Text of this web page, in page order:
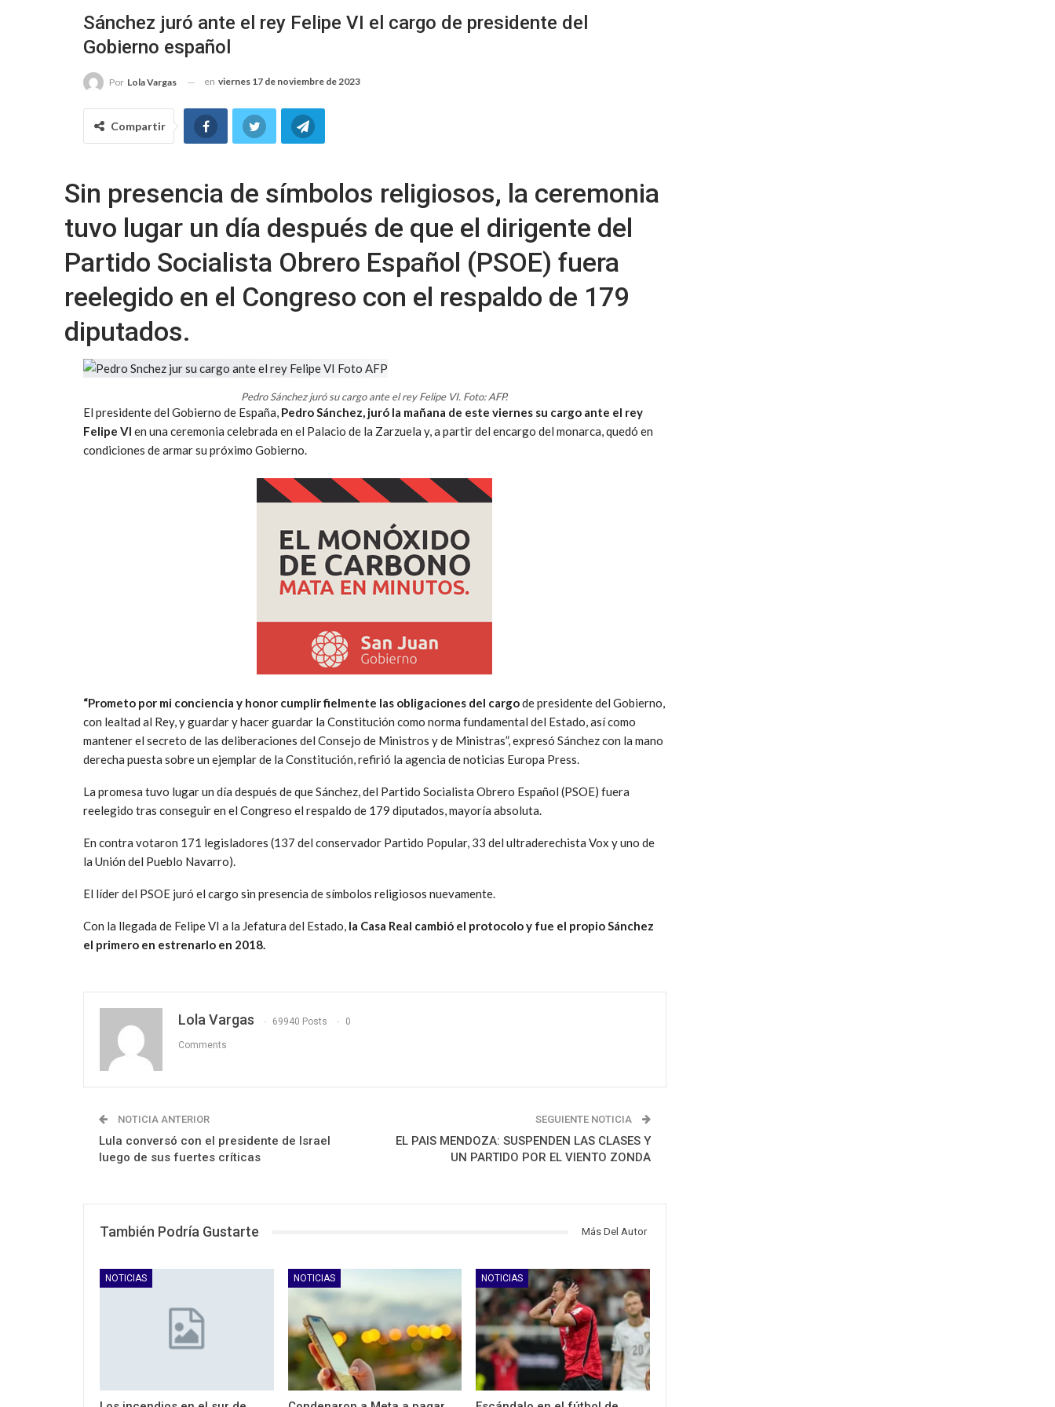
Sánchez juró ante el rey Felipe VI el cargo de presidente del
Gobierno español
Por Lola Vargas en viernes 17 de noviembre de 2023
Compartir
Sin presencia de símbolos religiosos, la ceremonia
tuvo lugar un día después de que el dirigente del
Partido Socialista Obrero Español (PSOE) fuera
reelegido en el Congreso con el respaldo de 179
diputados.
Pedro Sánchez juró su cargo ante el rey Felipe VI. Foto: AFP.
El presidente del Gobierno de España, Pedro Sánchez, juró la mañana de este viernes su cargo ante el rey
Felipe VI en una ceremonia celebrada en el Palacio de la Zarzuela y, a partir del encargo del monarca, quedó en
condiciones de armar su próximo Gobierno.
“Prometo por mi conciencia y honor cumplir fielmente las obligaciones del cargode presidente del Gobierno,
con lealtad al Rey, y guardar y hacer guardar la Constitución como norma fundamental del Estado, así como
mantener el secreto de las deliberaciones del Consejo de Ministros y de Ministras”, expresó Sánchez con la mano
derecha puesta sobre un ejemplar de la Constitución, refirió la agencia de noticias Europa Press.
La promesa tuvo lugar un día después de que Sánchez, del Partido Socialista Obrero Español (PSOE) fuera
reelegido tras conseguir en el Congreso el respaldo de 179 diputados, mayoría absoluta.
En contra votaron 171 legisladores (137 del conservador Partido Popular, 33 del ultraderechista Vox y uno de
la Unión del Pueblo Navarro).
El líder del PSOE juró el cargo sin presencia de símbolos religiosos nuevamente.
Con la llegada de Felipe VI a la Jefatura del Estado, la Casa Real cambió el protocolo y fue el propio Sánchez
el primero en estrenarlo en 2018.
Lola Vargas 69940 Posts 0
Comments
NOTICIA ANTERIOR
Lula conversó con el presidente de Israel
luego de sus fuertes críticas
SEGUIENTE NOTICIA
EL PAIS MENDOZA: SUSPENDEN LAS CLASES Y
UN PARTIDO POR EL VIENTO ZONDA
También Podría Gustarte Más Del Autor
NOTICIAS NOTICIAS NOTICIAS